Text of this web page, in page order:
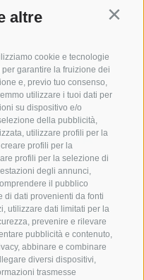
altre
cookie e tecnologie
garantire la fruizione dei
e, previo tuo consenso,
utilizzare i tuoi dati per
su dispositivo e/o
della pubblicità,
utilizzare profili per la
profili per la
profili per la selezione di
degli annunci,
il pubblico
di dati provenienti da fonti
utilizzare dati limitati per la
prevenire e rilevare
pubblicità e contenuto,
abbinare e combinare
diversi dispositivi,
trasmesse
521